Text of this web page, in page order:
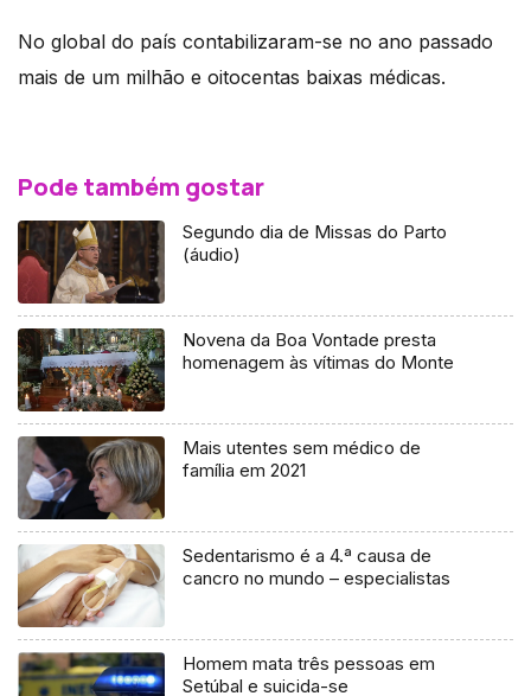
No global do país contabilizaram-se no ano passado
mais de um milhão e oitocentas baixas médicas.
Pode também gostar
Segundo dia de Missas do Parto
(áudio)
Novena da Boa Vontade presta
homenagem às vítimas do Monte
Mais utentes sem médico de
família em 2021
Sedentarismo é a 4.ª causa de
cancro no mundo – especialistas
Homem mata três pessoas em
Setúbal e suicida-se